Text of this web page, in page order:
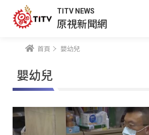
TITV NEWS
原視新聞網
首頁 嬰幼兒
嬰幼兒